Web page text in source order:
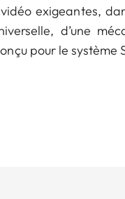
exigeantes,
d’une
pour le système